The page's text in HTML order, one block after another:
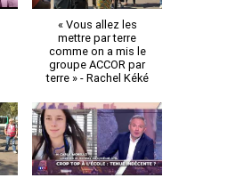
« Vous allez les
mettre par terre
comme on a mis le
groupe ACCOR par
terre » - Rachel Kéké